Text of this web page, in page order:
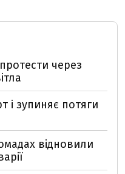
через
і зупиняє потяги
відновили